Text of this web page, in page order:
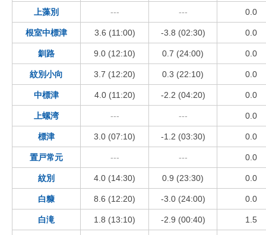
上藻別 --- --- 0.0
根室中標津 3.6 (11:00) -3.8 (02:30) 0.0
釧路 9.0 (12:10) 0.7 (24:00) 0.0
紋別小向 3.7 (12:20) 0.3 (22:10) 0.0
中標津 4.0 (11:20) -2.2 (04:20) 0.0
上螺湾 --- --- 0.0
標津 3.0 (07:10) -1.2 (03:30) 0.0
置戸常元 --- --- 0.0
紋別 4.0 (14:30) 0.9 (23:30) 0.0
白糠 8.6 (12:20) -3.0 (24:00) 0.0
白滝 1.8 (13:10) -2.9 (00:40) 1.5